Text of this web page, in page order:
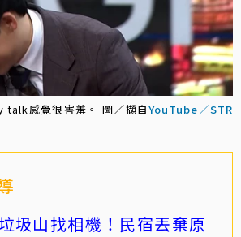
talk感覺很害羞。 圖／擷自YouTube／STR
圾山找相機！民宿丟棄原